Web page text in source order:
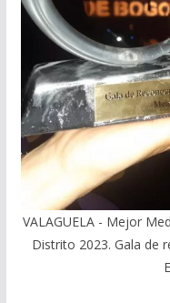
VALAGUELA - Mejor
Distrito 2023. Gala de